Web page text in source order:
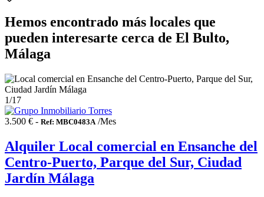
Hemos encontrado más locales que
pueden interesarte cerca de El Bulto,
Málaga
1/17
3.500 € - Ref: MBC0483A /Mes
Alquiler Local comercial en Ensanche del
Centro-Puerto, Parque del Sur, Ciudad
Jardín Málaga